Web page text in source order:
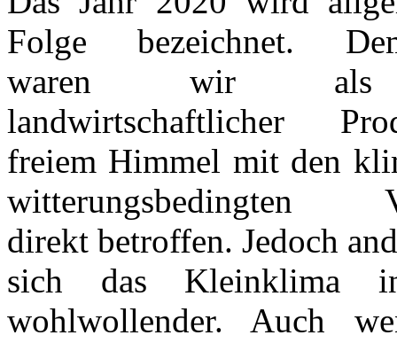
Folge bezeichnet.
waren wir als
landwirtschaftlicher
freiem Himmel mit den
witterungsbedingten
direkt betroffen. Jedoch
sich das Kleinklima in
wohlwollender. Auch